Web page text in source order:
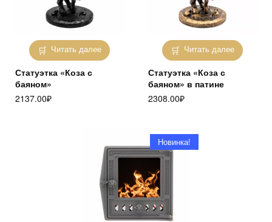
Читать далее
Статуэтка «Коза с
баяном»
2137.00₽
Читать далее
Статуэтка «Коза с
баяном» в патине
2308.00₽
Новинка!